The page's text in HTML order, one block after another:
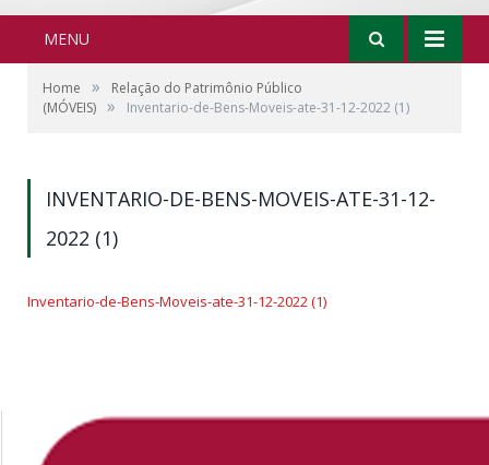
MENU
Home »
Relação do Patrimônio Público
(MÓVEIS) » Inventario-de-Bens-Moveis-ate-31-12-2022 (1)
INVENTARIO-DE-BENS-MOVEIS-ATE-31-12-
2022 (1)
Inventario-de-Bens-Moveis-ate-31-12-2022 (1)